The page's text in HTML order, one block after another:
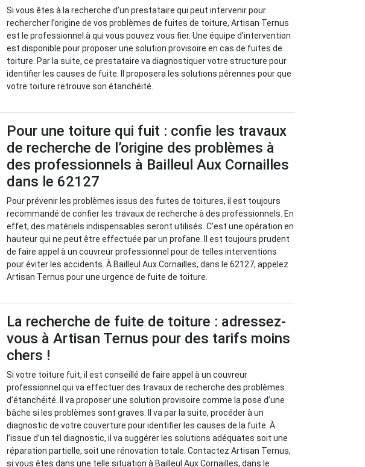
Si vous êtes à la recherche d’un prestataire qui peut intervenir pour
rechercher l’origine de vos problèmes de fuites de toiture, Artisan Ternus
est le professionnel à qui vous pouvez vous fier. Une équipe d’intervention
est disponible pour proposer une solution provisoire en cas de fuites de
toiture. Par la suite, ce prestataire va diagnostiquer votre structure pour
identifier les causes de fuite. Il proposera les solutions pérennes pour que
votre toiture retrouve son étanchéité.
Pour une toiture qui fuit : confie les travaux
de recherche de l’origine des problèmes à
des professionnels à Bailleul Aux Cornailles
dans le 62127
Pour prévenir les problèmes issus des fuites de toitures, il est toujours
recommandé de confier les travaux de recherche à des professionnels. En
effet, des matériels indispensables seront utilisés. C’est une opération en
hauteur qui ne peut être effectuée par un profane. Il est toujours prudent
de faire appel à un couvreur professionnel pour de telles interventions
pour éviter les accidents. À Bailleul Aux Cornailles, dans le 62127, appelez
Artisan Ternus pour une urgence de fuite de toiture.
La recherche de fuite de toiture : adressez-
vous à Artisan Ternus pour des tarifs moins
chers !
Si votre toiture fuit, il est conseillé de faire appel à un couvreur
professionnel qui va effectuer des travaux de recherche des problèmes
d’étanchéité. Il va proposer une solution provisoire comme la pose d’une
bâche si les problèmes sont graves. Il va par la suite, procéder à un
diagnostic de votre couverture pour identifier les causes de la fuite. À
l’issue d’un tel diagnostic, il va suggérer les solutions adéquates soit une
réparation partielle, soit une rénovation totale. Contactez Artisan Ternus,
si vous êtes dans une telle situation à Bailleul Aux Cornailles, dans le